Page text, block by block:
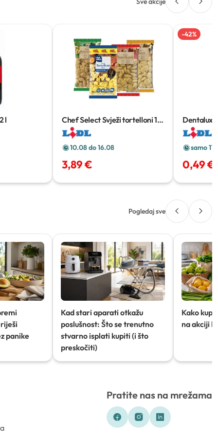
2 l Chef Select Svježi tortelloni1
kg
10.08 do 16.08
3,89 €
-42%
Dentalux
classic2
samo
0,49 €
Pogledaj sve
panike
Kad stari aparati otkažu
poslušnost: Što se trenutno
stvarno isplati kupiti (i što
preskočiti)
Kako
na akciji
Pratite nas na mrežama